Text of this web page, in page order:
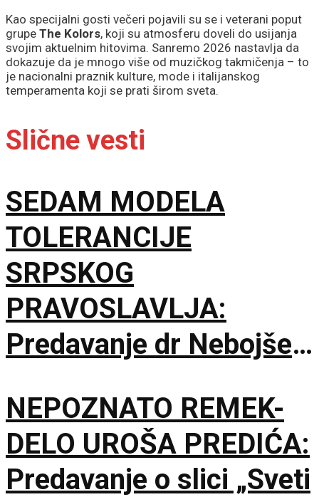
Kao specijalni gosti večeri pojavili su se i veterani poput
grupe The Kolors, koji su atmosferu doveli do usijanja
svojim aktuelnim hitovima. Sanremo 2026 nastavlja da
dokazuje da je mnogo više od muzičkog takmičenja – to
je nacionalni praznik kulture, mode i italijanskog
temperamenta koji se prati širom sveta.
Slične vesti
SEDAM MODELA
TOLERANCIJE
SRPSKOG
PRAVOSLAVLJA:
Predavanje dr Nebojše
Matice srpske
NEPOZNATO REMEK-
DELO UROŠA PREDIĆA:
Predavanje o slici „Sveti